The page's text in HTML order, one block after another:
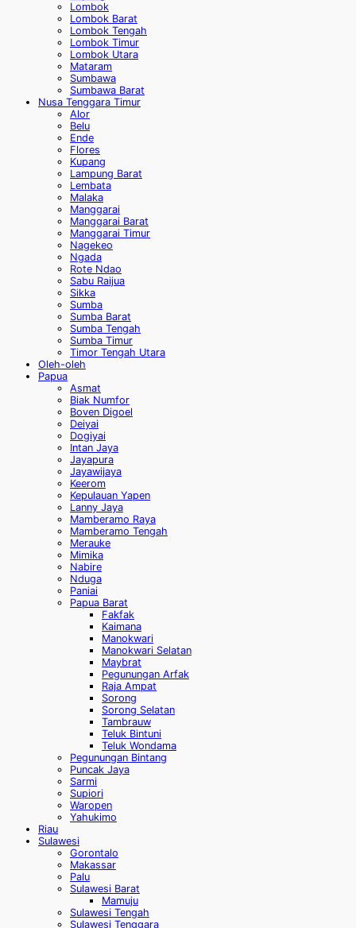
Lombok
Lombok Barat
Lombok Tengah
Lombok Timur
Lombok Utara
Mataram
Sumbawa
Sumbawa Barat
Nusa Tenggara Timur
Alor
Belu
Ende
Flores
Kupang
Lampung Barat
Lembata
Malaka
Manggarai
Manggarai Barat
Manggarai Timur
Nagekeo
Ngada
Rote Ndao
Sabu Raijua
Sikka
Sumba
Sumba Barat
Sumba Tengah
Sumba Timur
Timor Tengah Utara
Oleh-oleh
Papua
Asmat
Biak Numfor
Boven Digoel
Deiyai
Dogiyai
Intan Jaya
Jayapura
Jayawijaya
Keerom
Kepulauan Yapen
Lanny Jaya
Mamberamo Raya
Mamberamo Tengah
Merauke
Mimika
Nabire
Nduga
Paniai
Papua Barat
Fakfak
Kaimana
Manokwari
Manokwari Selatan
Maybrat
Pegunungan Arfak
Raja Ampat
Sorong
Sorong Selatan
Tambrauw
Teluk Bintuni
Teluk Wondama
Pegunungan Bintang
Puncak Jaya
Sarmi
Supiori
Waropen
Yahukimo
Riau
Sulawesi
Gorontalo
Makassar
Palu
Sulawesi Barat
Mamuju
Sulawesi Tengah
Sulawesi Tenggara